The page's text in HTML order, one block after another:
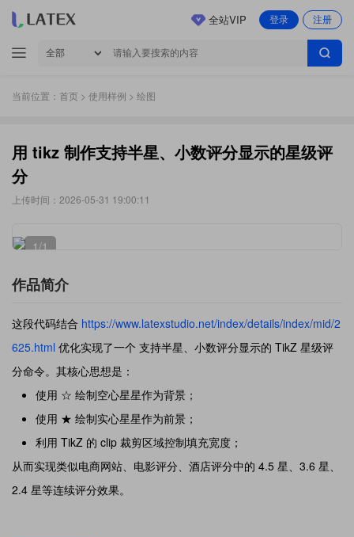
登录 注册
全站VIP
当前位置： 首页 > 使用样例 > 绘图
用 tikz 制作支持半星、小数评分显示的星级评
分
上传时间：2026-05-31 19:00:11
1/1
作品简介
这段代码结合 https://www.latexstudio.net/index/details/index/mid/2
625.html 优化实现了一个 支持半星、小数评分显示的 TikZ 星级评
分命令。其核心思想是：
使用 ☆ 绘制空心星星作为背景；
使用 ★ 绘制实心星星作为前景；
利用 TikZ 的 clip 裁剪区域控制填充宽度；
从而实现类似电商网站、电影评分、酒店评分中的 4.5 星、3.6 星、
2.4 星等连续评分效果。